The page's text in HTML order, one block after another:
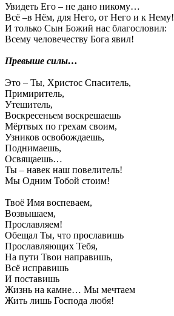
Увидеть Его – не дано никому…
Всё –в Нём, для Него, от Него и к Нему!
И только Сын Божий нас благословил:
Всему человечеству Бога явил!
Превыше силы…
Это – Ты, Христос Спаситель,
Примиритель,
Утешитель,
Воскресеньем воскрешаешь
Мёртвых по грехам своим,
Узников освобождаешь,
Поднимаешь,
Освящаешь…
Ты – навек наш повелитель!
Мы Одним Тобой стоим!
Твоё Имя воспеваем,
Возвышаем,
Прославляем!
Обещал Ты, что прославишь
Прославляющих Тебя,
На пути Твои направишь,
Всё исправишь
И поставишь
Жизнь на камне… Мы мечтаем
Жить лишь Господа любя!